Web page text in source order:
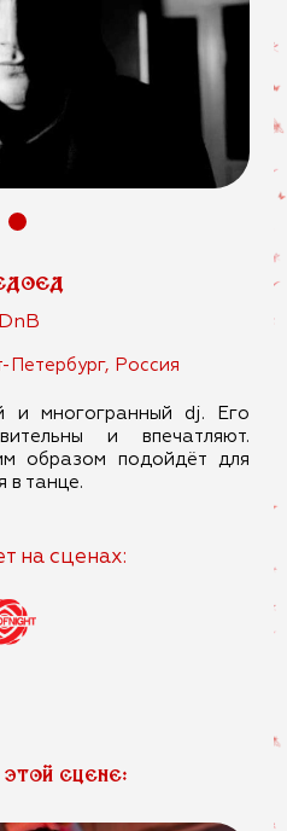
Петербург, Россия
и многогранный dj. Его
и впечатляют.
образом подойдёт для
в танце.
на сценах:
сцене: